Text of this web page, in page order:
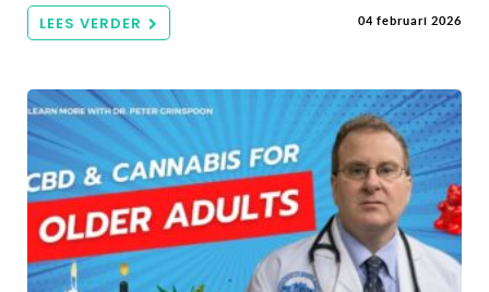
LEES VERDER 04 februari 2026